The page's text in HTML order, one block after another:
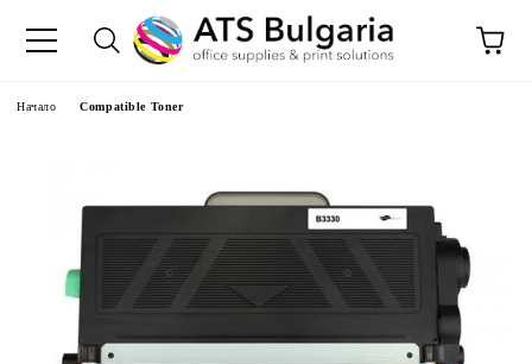
Начало Compatible Toner